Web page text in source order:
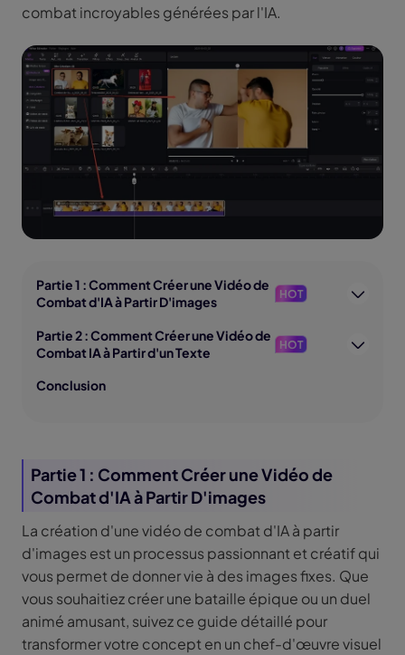
combat incroyables générées par l'IA.
Partie 1 : Comment Créer une Vidéo de
Combat d'IA à Partir D'images
HOT
Partie 2 : Comment Créer une Vidéo de
Combat IA à Partir d'un Texte
HOT
Conclusion
Partie 1 : Comment Créer une Vidéo de
Combat d'IA à Partir D'images
La création d'une vidéo de combat d'IA à partir
d'images est un processus passionnant et créatif qui
vous permet de donner vie à des images fixes. Que
vous souhaitiez créer une bataille épique ou un duel
animé amusant, suivez ce guide détaillé pour
transformer votre concept en un chef-d'œuvre visuel